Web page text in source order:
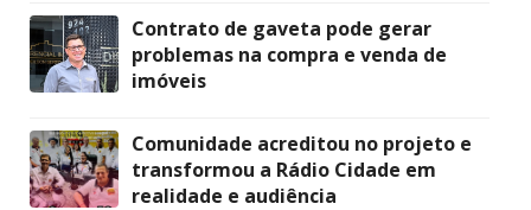
Contrato de gaveta pode gerar
problemas na compra e venda de
imóveis
Comunidade acreditou no projeto e
transformou a Rádio Cidade em
realidade e audiência